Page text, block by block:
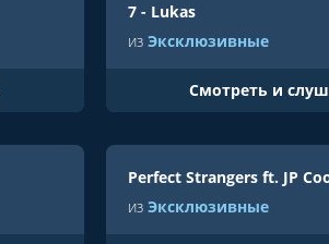
7 - Lukas
из Эксклюзивные
Cмотреть и
из Эксклюзивные